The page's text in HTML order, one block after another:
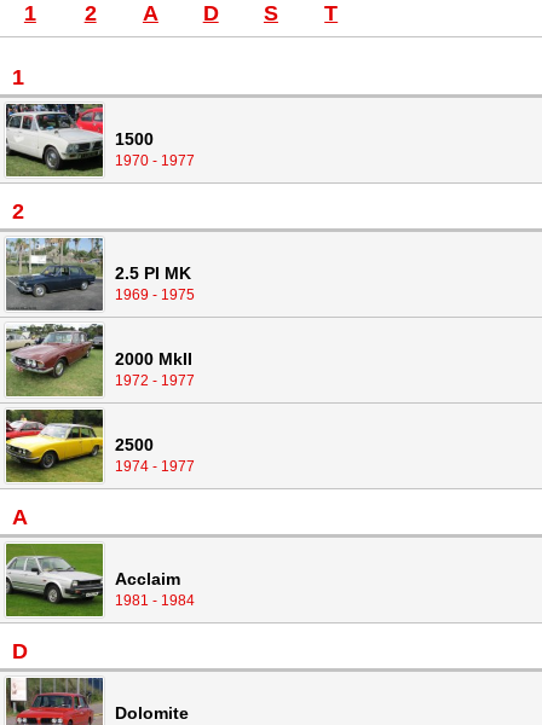
1 2 A D S T
1
1500
1970 - 1977
2
2.5 PI MK
1969 - 1975
2000 MkII
1972 - 1977
2500
1974 - 1977
A
Acclaim
1981 - 1984
D
Dolomite